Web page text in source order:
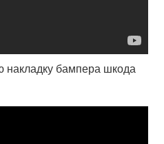
накладку бампера шкода